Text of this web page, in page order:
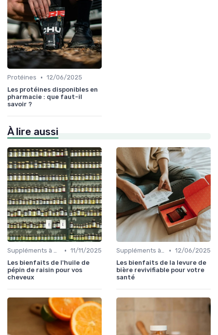
Protéines • 12/06/2025
Les protéines disponibles en
pharmacie : que faut-il
savoir ?
À lire aussi
Suppléments à base de plantes • 11/11/2025
Les bienfaits de l'huile de
pépin de raisin pour vos
cheveux
Suppléments à base de plantes • 12/06/2025
Les bienfaits de la levure de
bière revivifiable pour votre
santé